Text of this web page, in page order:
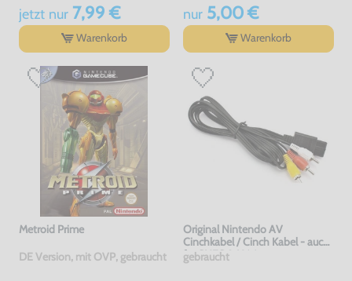
jetzt nur7,99 €
Warenkorb
nur5,00 €
Warenkorb
Metroid Prime
DE Version, mit OVP, gebraucht
Original Nintendo AV
Cinchkabel / Cinch Kabel - auch
für SNES & N64
gebraucht